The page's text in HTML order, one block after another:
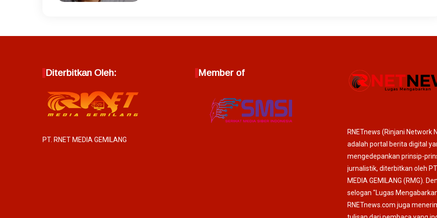
Diterbitkan Oleh:
PT. RNET MEDIA GEMILANG
Member of
RNETnews (Rinjani Network
adalah portal berita digital
mengedepankan prinsip-
jurnalistik, diterbitkan oleh
MEDIA GEMILANG (RMG).
selogan "Lugas
RNETnews.com juga